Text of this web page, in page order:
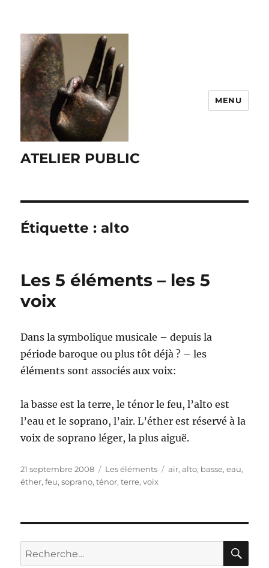
ATELIER PUBLIC
MENU
Étiquette :alto
Les 5 éléments – les 5
voix
Dans la symbolique musicale – depuis la
période baroque ou plus tôt déjà ? – les
éléments sont associés aux voix:
la basse est la terre, le ténor le feu, l’alto est
l’eau et le soprano, l’air. L’éther est réservé à la
voix de soprano léger, la plus aiguë.
Publié
le
21 septembre 2008 Catégories
Les éléments Étiquettes
air,alto, basse,eau,
éther,feu,soprano,ténor,terre,voix
Recherche
pour :